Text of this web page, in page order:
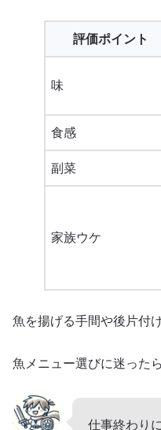
評価ポイント
味
食感
副菜
家族ウケ
魚を揚げる手間や後片付
魚メニュー選びに迷った
仕事終わり